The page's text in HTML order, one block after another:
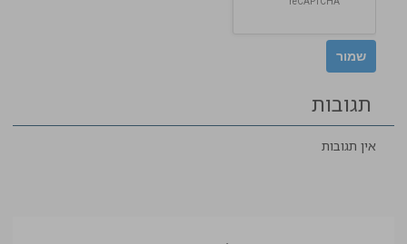
תגובות
אין תגובות